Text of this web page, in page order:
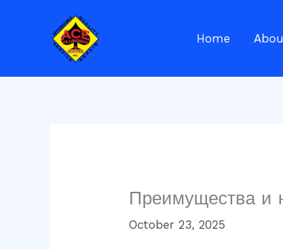
Home
Преимущества и
October 23, 2025